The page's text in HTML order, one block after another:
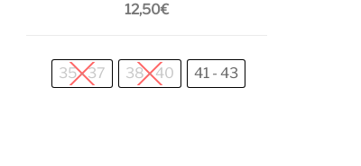
12,50€
35 - 37 38 - 40 41 - 43